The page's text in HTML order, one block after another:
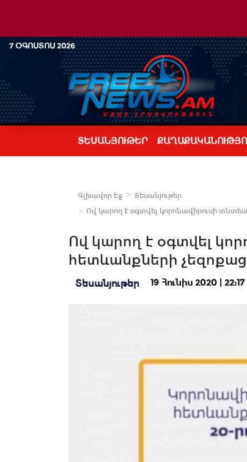
7 ՕԳՈՍՏՈՍ 2026
ՏԵՍԱՆՅՈՒԹԵՐ
Գլխավոր Էջ
Տեսանյութեր
Ով կարող է օգտվել կորոնավիրուսի
Ով կարող է օգտվել
հետևանքների
Տեսանյութեր 19 Հունիս 2020 | 22:17